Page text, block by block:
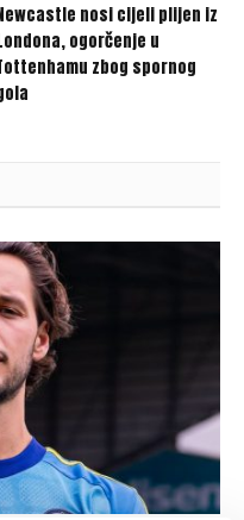
nosi cijeli plijen iz
ogorčenje u
zbog spornog